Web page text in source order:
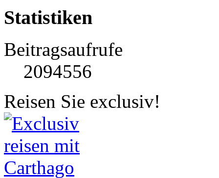
Statistiken
Beitragsaufrufe
2094556
Reisen Sie exclusiv!